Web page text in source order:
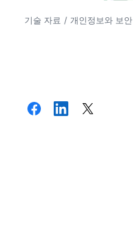
기술 자료 / 개인정보와 보안